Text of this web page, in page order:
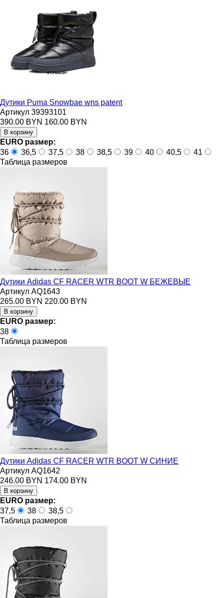
Дутики Puma Snowbae wns patent
Артикул 39393101
390.00 BYN 160.00 BYN
EURO размер:
36
36,5 37,5 38 38,5 39 40 40,5
41
Таблица размеров
Дутики Adidas CF RACER WTR BOOT W БЕЖЕВЫЕ
Артикул AQ1643
265.00 BYN 220.00 BYN
EURO размер:
38
Таблица размеров
Дутики Adidas CF RACER WTR BOOT W СИНИЕ
Артикул AQ1642
246.00 BYN 174.00 BYN
EURO размер:
37,5
38
38,5
Таблица размеров